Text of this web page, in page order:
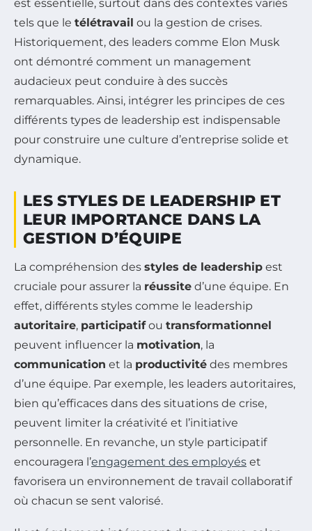
est essentielle, surtout dans des contextes variés
tels que le télétravail ou la gestion de crises.
Historiquement, des leaders comme Elon Musk
ont démontré comment un management
audacieux peut conduire à des succès
remarquables. Ainsi, intégrer les principes de ces
différents types de leadership est indispensable
pour construire une culture d’entreprise solide et
dynamique.
LES STYLES DE LEADERSHIP ET
LEUR IMPORTANCE DANS LA
GESTION D’ÉQUIPE
La compréhension des styles de leadership est
cruciale pour assurer la réussite d’une équipe. En
effet, différents styles comme le leadership
autoritaire, participatifou transformationnel
peuvent influencer la motivation, la
communication et la productivité des membres
d’une équipe. Par exemple, les leaders autoritaires,
bien qu’efficaces dans des situations de crise,
peuvent limiter la créativité et l’initiative
personnelle. En revanche, un style participatif
encouragera l’engagement des employés et
favorisera un environnement de travail collaboratif
où chacun se sent valorisé.